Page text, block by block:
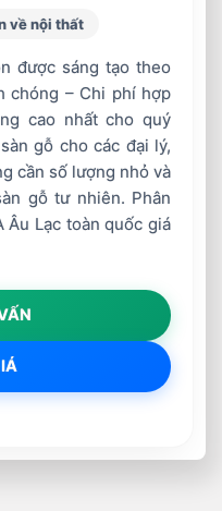
về nội thất
được sáng tạo theo
chóng – Chi phí hợp
cao nhất cho quý
gỗ cho các đại lý,
cần số lượng nhỏ và
gỗ tư nhiên. Phân
Âu Lạc toàn quốc giá